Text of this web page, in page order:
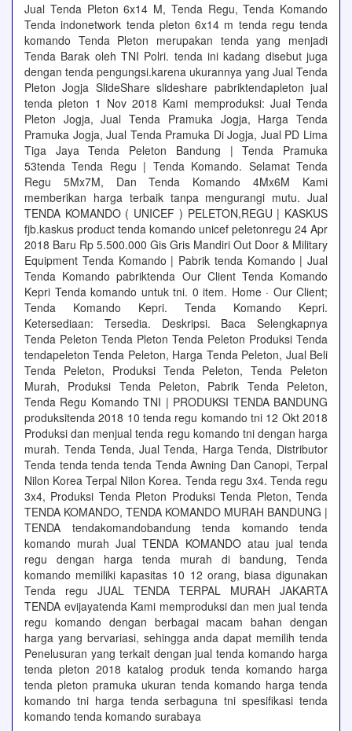
Jual Tenda Pleton 6x14 M, Tenda Regu, Tenda Komando
Tenda indonetwork tenda pleton 6x14 m tenda regu tenda
komando Tenda Pleton merupakan tenda yang menjadi
Tenda Barak oleh TNI Polri. tenda ini kadang disebut juga
dengan tenda pengungsi.karena ukurannya yang Jual Tenda
Pleton Jogja SlideShare slideshare pabriktendapleton jual
tenda pleton 1 Nov 2018 Kami memproduksi: Jual Tenda
Pleton Jogja, Jual Tenda Pramuka Jogja, Harga Tenda
Pramuka Jogja, Jual Tenda Pramuka Di Jogja, Jual PD Lima
Tiga Jaya Tenda Peleton Bandung | Tenda Pramuka
53tenda Tenda Regu | Tenda Komando. Selamat Tenda
Regu 5Mx7M, Dan Tenda Komando 4Mx6M Kami
memberikan harga terbaik tanpa mengurangi mutu. Jual
TENDA KOMANDO ( UNICEF ) PELETON,REGU | KASKUS
fjb.kaskus product tenda komando unicef peletonregu 24 Apr
2018 Baru Rp 5.500.000 Gis Gris Mandiri Out Door & Military
Equipment Tenda Komando | Pabrik tenda Komando | Jual
Tenda Komando pabriktenda Our Client Tenda Komando
Kepri Tenda komando untuk tni. 0 item. Home · Our Client;
Tenda Komando Kepri. Tenda Komando Kepri.
Ketersediaan: Tersedia. Deskripsi. Baca Selengkapnya
Tenda Peleton Tenda Pleton Tenda Peleton Produksi Tenda
tendapeleton Tenda Peleton, Harga Tenda Peleton, Jual Beli
Tenda Peleton, Produksi Tenda Peleton, Tenda Peleton
Murah, Produksi Tenda Peleton, Pabrik Tenda Peleton,
Tenda Regu Komando TNI | PRODUKSI TENDA BANDUNG
produksitenda 2018 10 tenda regu komando tni 12 Okt 2018
Produksi dan menjual tenda regu komando tni dengan harga
murah. Tenda Tenda, Jual Tenda, Harga Tenda, Distributor
Tenda tenda tenda tenda Tenda Awning Dan Canopi, Terpal
Nilon Korea Terpal Nilon Korea. Tenda regu 3x4. Tenda regu
3x4, Produksi Tenda Pleton Produksi Tenda Pleton, Tenda
TENDA KOMANDO, TENDA KOMANDO MURAH BANDUNG |
TENDA tendakomandobandung tenda komando tenda
komando murah Jual TENDA KOMANDO atau jual tenda
regu dengan harga tenda murah di bandung, Tenda
komando memiliki kapasitas 10 12 orang, biasa digunakan
Tenda regu JUAL TENDA TERPAL MURAH JAKARTA
TENDA evijayatenda Kami memproduksi dan men jual tenda
regu komando dengan berbagai macam bahan dengan
harga yang bervariasi, sehingga anda dapat memilih tenda
Penelusuran yang terkait dengan jual tenda komando harga
tenda pleton 2018 katalog produk tenda komando harga
tenda pleton pramuka ukuran tenda komando harga tenda
komando tni harga tenda serbaguna tni spesifikasi tenda
komando tenda komando surabaya